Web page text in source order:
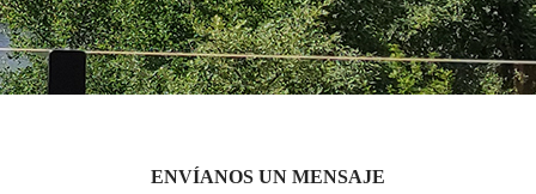
ENVÍANOS UN MENSAJE